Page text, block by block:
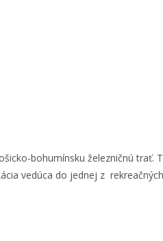
bohumínsku železničnú
vedúca do jednej z